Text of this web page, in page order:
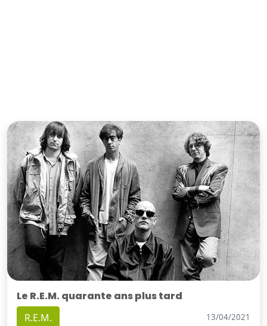
Le R.E.M. quarante ans plus tard
R.E.M. 13/04/2021